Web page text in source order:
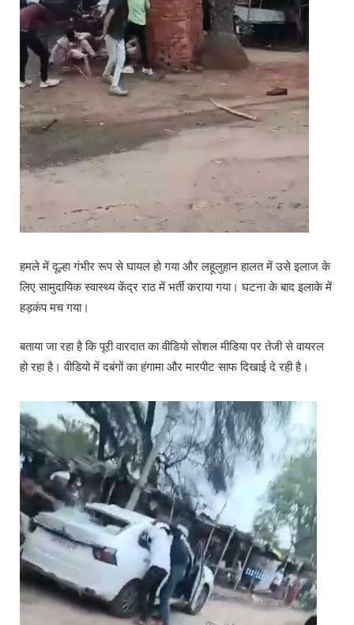
हमले में दूल्हा गंभीर रूप से घायल हो गया और लहूलुहान हालत में उसे इलाज के
लिए सामुदायिक स्वास्थ्य केंद्र राठ में भर्ती कराया गया। घटना के बाद इलाके में
हड़कंप मच गया।
बताया जा रहा है कि पूरी वारदात का वीडियो सोशल मीडिया पर तेजी से वायरल
हो रहा है। वीडियो में दबंगों का हंगामा और मारपीट साफ दिखाई दे रही है।